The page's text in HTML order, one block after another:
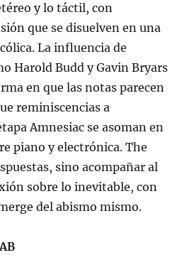
y lo táctil, con
que se disuelven en una
La influencia de
Harold Budd y Gavin Bryars
en que las notas parecen
reminiscencias a
Amnesiac se asoman en
piano y electrónica. The
sino acompañar al
sobre lo inevitable, con
del abismo mismo.